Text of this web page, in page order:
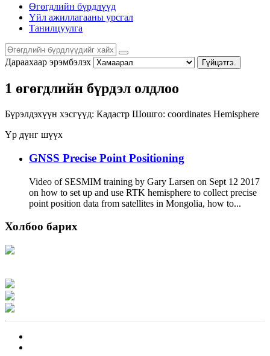
Өгөгдлийн бүрдлүүд
Үйл ажиллагааны урсгал
Танилцуулга
Дараахаар эрэмбэлэх Гүйцэтгэ.
1 өгөгдлийн бүрдэл олдлоо
Бүрэлдэхүүн хэсгүүд: Кадастр Шошго: coordinates Hemisphere
Үр дүнг шүүх
GNSS Precise Point Positioning
Video of SESMIM training by Gary Larsen on Sept 12 2017
on how to set up and use RTK hemisphere to collect precise
point position data from satellites in Mongolia, how to...
Холбоо барих